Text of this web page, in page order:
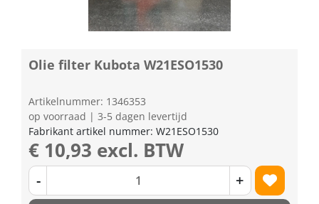
Olie filter Kubota W21ESO1530
Artikelnummer: 1346353
op voorraad | 3-5 dagen levertijd
Fabrikant artikel nummer: W21ESO1530
€ 10,93 excl. BTW
- +